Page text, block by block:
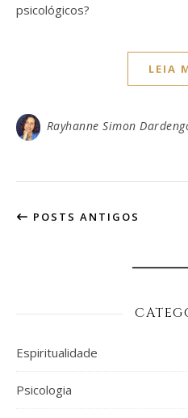
psicológicos?
LEIA
Rayhanne Simon
POSTS ANTIGOS
Espiritualidade
Psicologia